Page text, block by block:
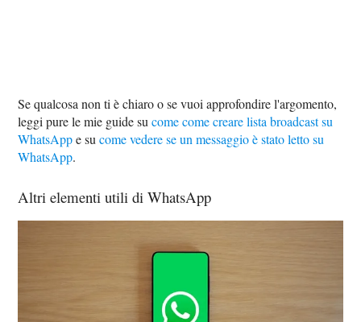
Se qualcosa non ti è chiaro o se vuoi approfondire l'argomento,
leggi pure le mie guide sucome come creare lista broadcast su
WhatsAppe sucome vedere se un messaggio è stato letto su
WhatsApp.
Altri elementi utili di WhatsApp